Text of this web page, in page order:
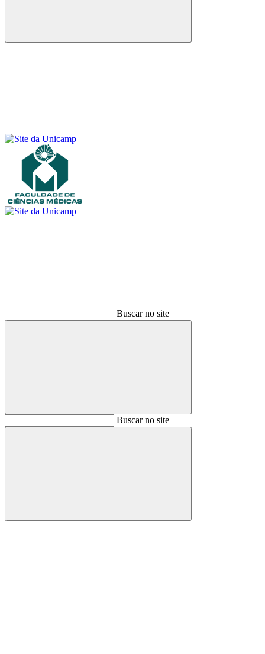
Buscar
Buscar no site
BuscarBuscar no site
Buscar